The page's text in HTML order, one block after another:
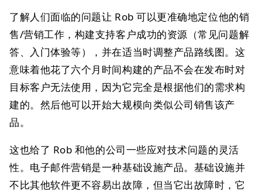
了解人们面临的问题让 Rob 可以更准确地定位他的销
售/营销工作，构建支持客户成功的资源（常见问题解
答、入门体验等），并在适当时调整产品路线图。这
意味着他花了六个月时间构建的产品不会在发布时对
目标客户无法使用，因为它完全是根据他们的需求构
建的。然后他可以开始大规模向类似公司销售该产
品。
这也给了 Rob 和他的公司一些应对技术问题的灵活
性。电子邮件营销是一种基础设施产品。基础设施并
不比其他软件更不容易出故障，但当它出故障时，它